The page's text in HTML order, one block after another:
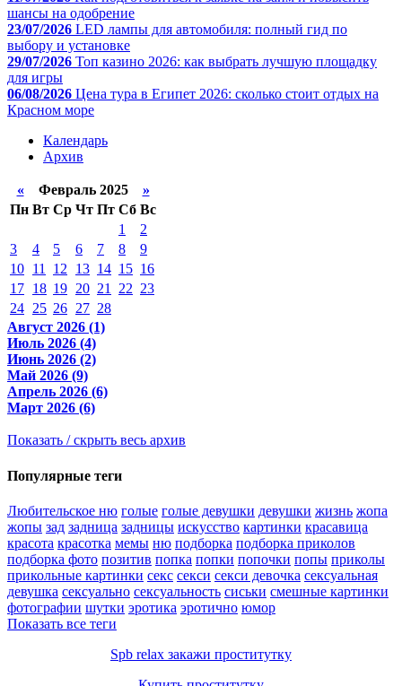
шансы на одобрение
23/07/2026 LED лампы для автомобиля: полный гид по
выбору и установке
29/07/2026 Топ казино 2026: как выбрать лучшую площадку
для игры
06/08/2026 Цена тура в Египет 2026: сколько стоит отдых на
Красном море
Календарь
Архив
«Февраль 2025 »
Пн Вт Ср Чт Пт Сб Вс
1
2
3
4 5 6 7 8
9
10 11 12 13 14 15 16
17 18 19 20 21 22 23
24 25 26 27 28
Август 2026 (1)
Июль 2026 (4)
Июнь 2026 (2)
Май 2026 (9)
Апрель 2026 (6)
Март 2026 (6)
Показать / скрыть весь архив
Популярные теги
Любительское ню голые голые девушки девушки жизнь жопа
жопы зад задница задницы искусство картинки красавица
красота красотка мемы ню подборка подборка приколов
подборка фото позитив попка попки попочки попы приколы
прикольные картинки секс секси секси девочка сексуальная
девушка сексуально сексуальность сиськи смешные картинки
фотографии шутки эротика эротично юмор
Показать все теги
Spb relax закажи проститутку